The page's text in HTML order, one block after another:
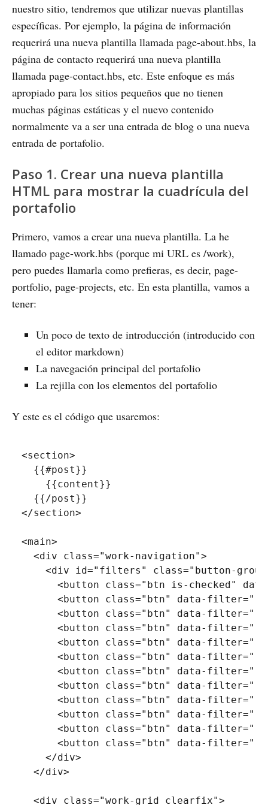
nuestro sitio, tendremos que utilizar nuevas plantillas
específicas. Por ejemplo, la página de información
requerirá una nueva plantilla llamada page-about.hbs, la
página de contacto requerirá una nueva plantilla
llamada page-contact.hbs, etc. Este enfoque es más
apropiado para los sitios pequeños que no tienen
muchas páginas estáticas y el nuevo contenido
normalmente va a ser una entrada de blog o una nueva
entrada de portafolio.
Paso 1. Crear una nueva plantilla
HTML para mostrar la cuadrícula del
portafolio
Primero, vamos a crear una nueva plantilla. La he
llamado page-work.hbs (porque mi URL es /work),
pero puedes llamarla como prefieras, es decir, page-
portfolio, page-projects, etc. En esta plantilla, vamos a
tener:
Un poco de texto de introducción (introducido con
el editor markdown)
La navegación principal del portafolio
La rejilla con los elementos del portafolio
Y este es el código que usaremos:
<section>
  {{#post}}
    {{content}}
</section>
<main>
<div class="work-navigation">
<div id=" filters " class=" button-group
< button class=" btn is-checked "
< button class=" btn" data-filter="
< button class=" btn" data-filter="
< button class=" btn" data-filter="
< button class=" btn" data-filter="
< button class=" btn" data-filter="
< button class=" btn" data-filter="
< button class=" btn" data-filter="
< button class=" btn" data-filter="
< button class=" btn" data-filter="
< button class=" btn" data-filter="
< button class=" btn" data-filter="
</div>
</div>
<div class="work-grid clearfix">